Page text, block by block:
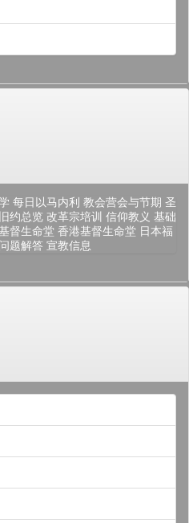
每日以马内利 教会营会与节期 圣
旧约总览 改革宗培训 信仰教义 基础
督生命堂 香港基督生命堂 日本福
题解答 宣教信息